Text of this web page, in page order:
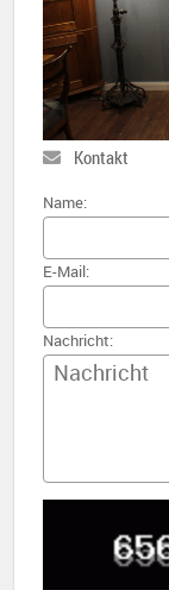
Kontakt
Name:
E-Mail:
Nachricht: